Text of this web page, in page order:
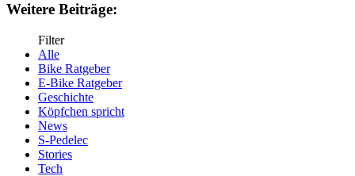
Weitere Beiträge:
Filter
Alle
Bike Ratgeber
E-Bike Ratgeber
Geschichte
Köpfchen spricht
News
S-Pedelec
Stories
Tech